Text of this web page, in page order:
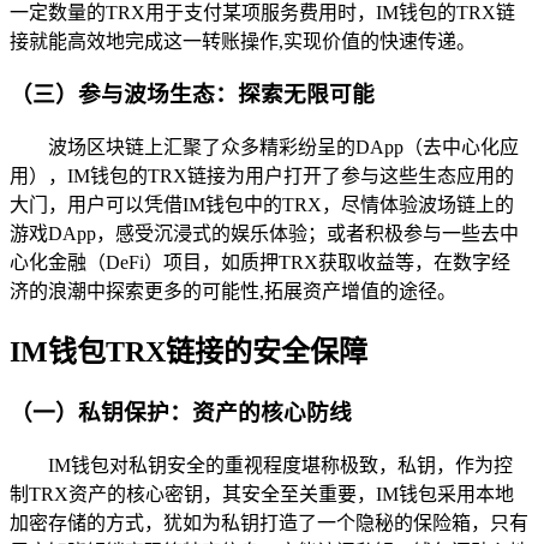
一定数量的TRX用于支付某项服务费用时，IM钱包的TRX链
接就能高效地完成这一转账操作,实现价值的快速传递。
（三）参与波场生态：探索无限可能
波场区块链上汇聚了众多精彩纷呈的DApp（去中心化应
用），IM钱包的TRX链接为用户打开了参与这些生态应用的
大门，用户可以凭借IM钱包中的TRX，尽情体验波场链上的
游戏DApp，感受沉浸式的娱乐体验；或者积极参与一些去中
心化金融（DeFi）项目，如质押TRX获取收益等，在数字经
济的浪潮中探索更多的可能性,拓展资产增值的途径。
IM钱包TRX链接的安全保障
（一）私钥保护：资产的核心防线
IM钱包对私钥安全的重视程度堪称极致，私钥，作为控
制TRX资产的核心密钥，其安全至关重要，IM钱包采用本地
加密存储的方式，犹如为私钥打造了一个隐秘的保险箱，只有